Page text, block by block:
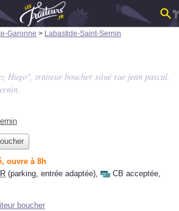
Garonne > Labastide-Saint-Sernin
Hugo", traiteur boucher situé rue jean pascal,
ouvre à 8h
(parking, entrée adaptée), CB acceptée,
boucher